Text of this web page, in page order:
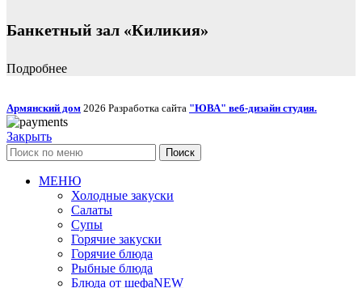
Банкетный зал «Киликия»
Подробнее
Армянский дом 2026 Разработка сайта "ЮВА" веб-дизайн студия.
Закрыть
Поиск
МЕНЮ
Холодные закуски
Салаты
Супы
Горячие закуски
Горячие блюда
Рыбные блюда
Блюда от шефаNEW